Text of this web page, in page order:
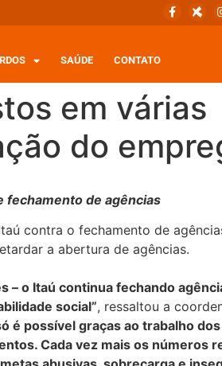
SAÚDE CONTATO
em várias
do
fechamento de agências
contra o fechamento de
a abertura de agências.
– o Itaú continua fechando
social”, ressaltou a
é possível graças ao trabalho
Cada vez mais os números